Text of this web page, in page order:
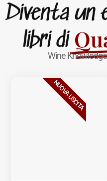
Diventa un
libri di
Wine
NUOVA USCITA